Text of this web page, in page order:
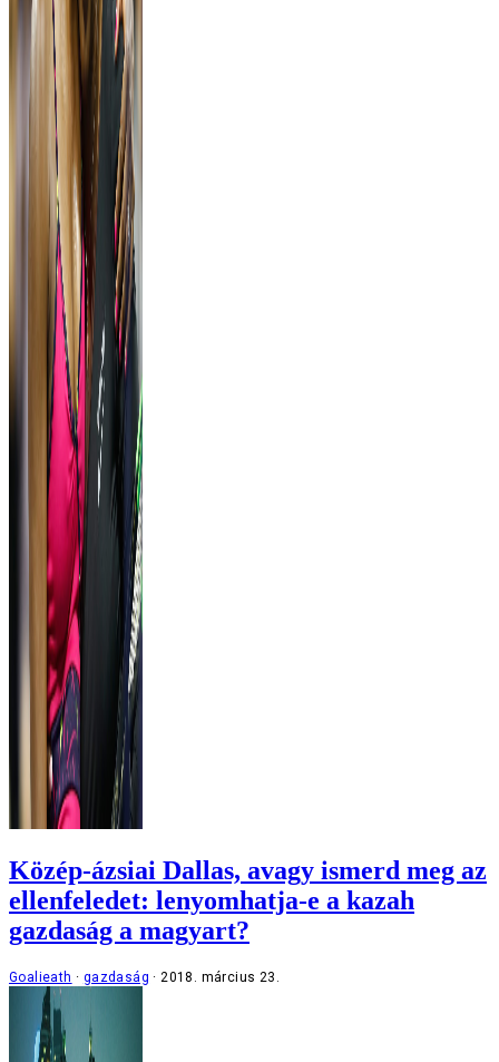
Közép-ázsiai Dallas, avagy ismerd meg az
ellenfeledet: lenyomhatja-e a kazah
gazdaság a magyart?
Goalieath gazdaság 2018. március 23.